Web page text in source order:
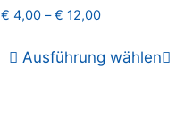
€ 4,00–€ 12,00
Ausführung wählen